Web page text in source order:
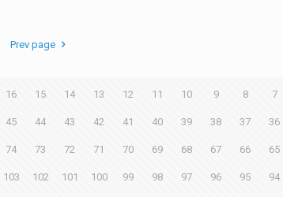
Prev page
7
8
9
10
11
12
13
14
15
16
36
37
38
39
40
41
42
43
44
45
65
66
67
68
69
70
71
72
73
74
94
95
96
97
98
99
100
101
102
103